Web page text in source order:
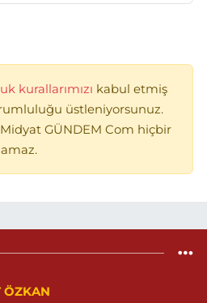
kurallarımızı kabul etmiş
üstleniyorsunuz.
GÜNDEM Com hiçbir
ÖZKAN